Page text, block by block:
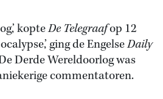
kopteDe Telegraafop 12
ging de EngelseDaily
Derde Wereldoorlog was
commentatoren.